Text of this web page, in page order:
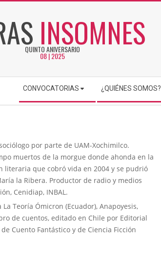
INSOMNES
QUINTO ANIVERSARIO
08 | 2025
CONVOCATORIAS ¿QUIÉNES SOMOS?
por parte de UAM-Xochimilco.
muertos de la morgue donde ahonda en la
literaria que cobró vida en 2004 y se pudrió
la Ribera. Productor de radio y medios
Cenidiap, INBAL.
Teoría Ómicron (Ecuador), Anapoyesis,
de cuentos, editado en Chile por Editorial
Cuento Fantástico y de Ciencia Ficción